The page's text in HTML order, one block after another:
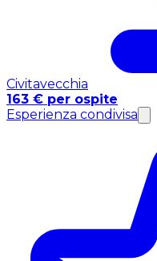
Civitavecchia
163 € per ospite
Esperienza condivisa